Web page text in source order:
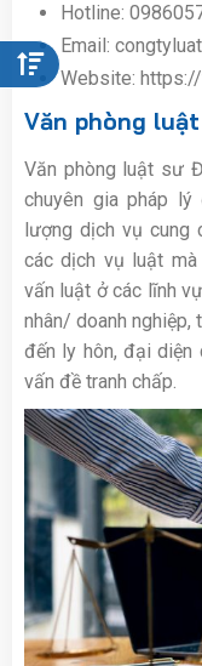
Hotline:
Email:
Website:
Văn phòng
Văn phòng luật sư
chuyên gia pháp lý
lượng dịch vụ cung
các dịch vụ luật
vấn luật ở các lĩnh
nhân/ doanh nghiệp,
đến ly hôn, đại diện
vấn đề tranh chấp.